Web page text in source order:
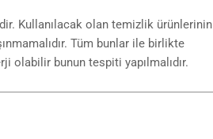
Kullanılacak olan temizlik ürünlerinin
Tüm bunlar ile birlikte
olabilir bunun tespiti yapılmalıdır.